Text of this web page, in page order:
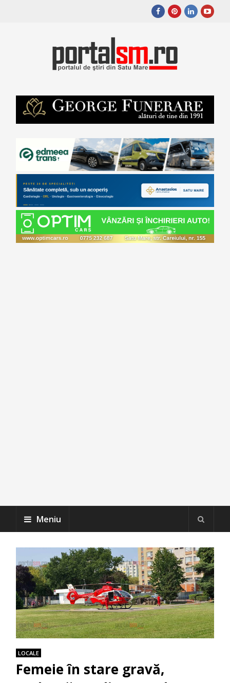
Meniu
LOCALE
Femeie în stare gravă,